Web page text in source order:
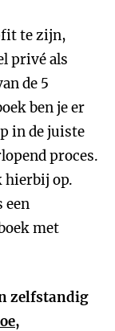
te zijn,
privé als
de 5
ben je er
in de juiste
proces.
hierbij op.
een
met
zelfstandig
,